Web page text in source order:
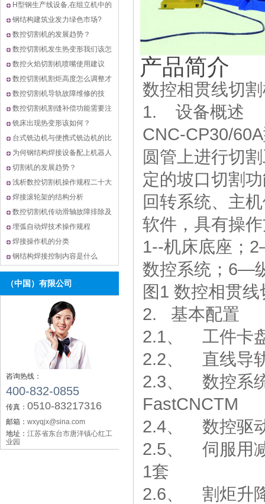
H型钢生产线设备,在组立机中的
优势？
钢结构建筑业发力绿色市场?
数控切割机的发展趋势？
数控切割机发生热变形我们该怎
么办?
数控火焰切割机喷嘴使用建议
数控切割机割炬高度怎么调整才
最好?
数控切割机导轨故障维修的技
巧？
数控切割机割缝补偿功能需要注
意哪些事项？
铣床出现热变形该如何？
台式铣边机与便携式铣边机的比
较？
为何钢结构焊接设备配上机器人
后效率还是提不
切割机的发展趋势？
浅析数控切割机操作规程二十大
规则？
焊接滚轮架的结构分析
数控切割机传动滑轴故障排除及
修复
埋弧自动焊技术操作规程
焊接操作机的分类
钢结构焊接控制内容是什么
（中国）有限公司
咨询热线：
400-832-0855
传真： 0510-83217316
邮箱： wxyqjx@sina.com
地址： 江苏省东台市唐洋镇心红工
业园
产品简介
数控相贯线切
1. 设备概述
CNC-CP30/
圆管上进行切
定的坡口切割
回转系统、主
软件，具有操
1--机床底座；
数控系统；6—
图1 数控相贯
2. 基本配置
2.1、 工件
2.2、 直线导
2.3、 数控系
FastCNCTM
2.4、 数控驱
2.5、 伺服用
1套
2.6、 割炬升